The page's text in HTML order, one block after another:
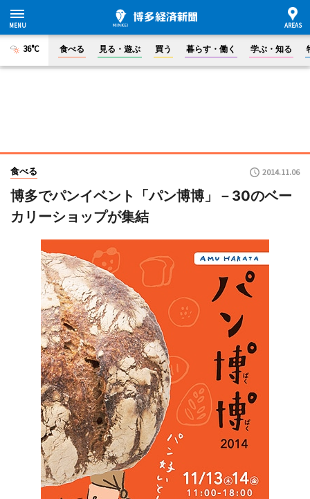
36°C 食べる 見る・遊ぶ 買う 暮らす・働く 学ぶ・知る
食べる 2014.11.06
博多でパンイベント「パン博博」－30のベー
カリーショップが集結